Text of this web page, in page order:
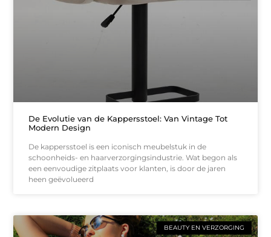
De Evolutie van de Kappersstoel: Van Vintage Tot
Modern Design
De kappersstoel is een iconisch meubelstuk in de
schoonheids- en haarverzorgingsindustrie. Wat begon als
een eenvoudige zitplaats voor klanten, is door de jaren
heen geëvolueerd
BEAUTY EN VERZORGING